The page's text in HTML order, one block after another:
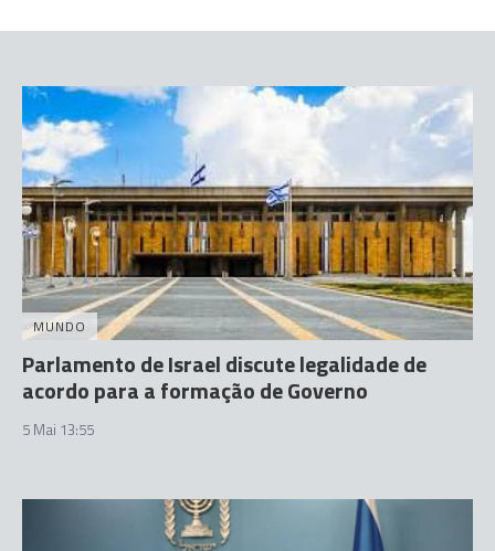
MUNDO
Parlamento de Israel discute legalidade de
acordo para a formação de Governo
5 Mai 13:55